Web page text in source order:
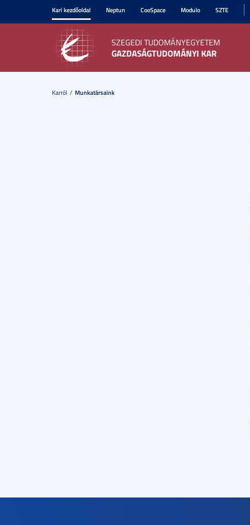
Kari kezdőoldal Neptun CooSpace Modulo SZTE
SZEGEDI TUDOMÁNYEGYETEM
GAZDASÁGTUDOMÁNYI KAR
Karról Munkatársaink